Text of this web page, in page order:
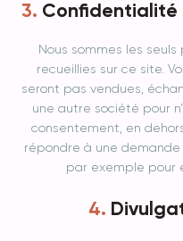
Confidentialité
Nous sommes les
recueillies sur ce site.
seront pas vendues,
une autre société pour
consentement, en
répondre à une
par exemple pour